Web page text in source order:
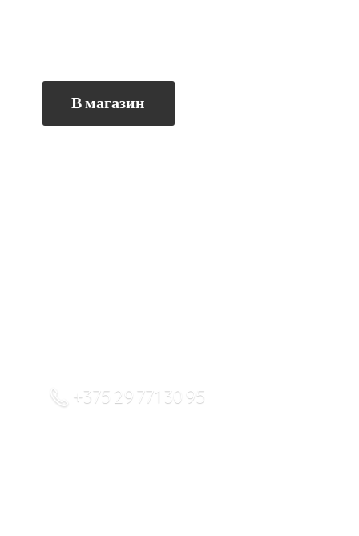
В магазин
+375 29 771 30 95